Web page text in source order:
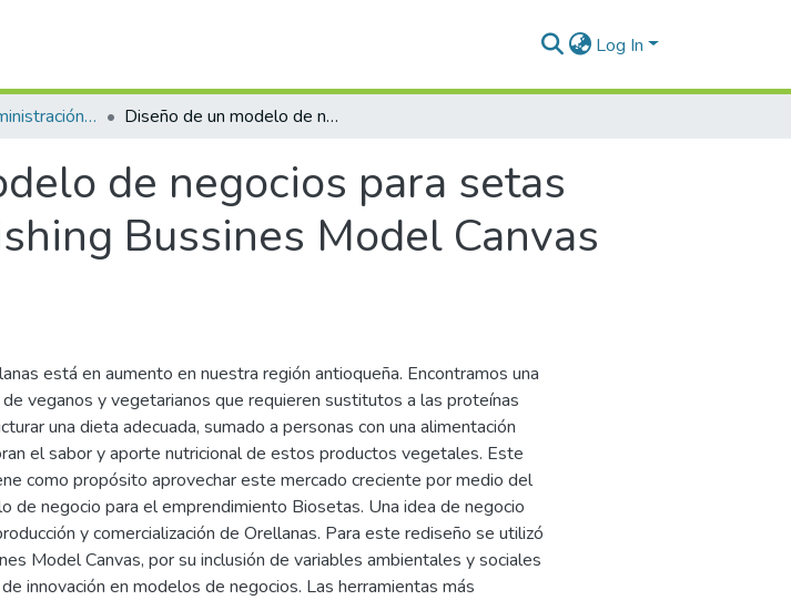
Log In
Maestría en Administración - MBA (tesis) Diseño de un modelo de negocios para setas comestibles usando el Flourishing Bussines Model Canvas (FBMC)
de negocios para setas
Bussines Model Canvas
está en aumento en nuestra región antioqueña. Encontramos una
veganos y vegetarianos que requieren sustitutos a las proteínas
una dieta adecuada, sumado a personas con una alimentación
el sabor y aporte nutricional de estos productos vegetales. Este
como propósito aprovechar este mercado creciente por medio del
de negocio para el emprendimiento Biosetas. Una idea de negocio
y comercialización de Orellanas. Para este rediseño se utilizó
Model Canvas, por su inclusión de variables ambientales y sociales
innovación en modelos de negocios. Las herramientas más